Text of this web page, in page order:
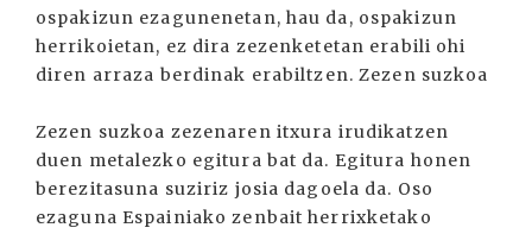
ospakizun ezagunenetan, hau da, ospakizun
herrikoietan, ez dira zezenketetan erabili ohi
diren arraza berdinak erabiltzen. Zezen suzkoa
Zezen suzkoa zezenaren itxura irudikatzen
duen metalezko egitura bat da. Egitura honen
berezitasuna suziriz josia dagoela da. Oso
ezaguna Espainiako zenbait herrixketako